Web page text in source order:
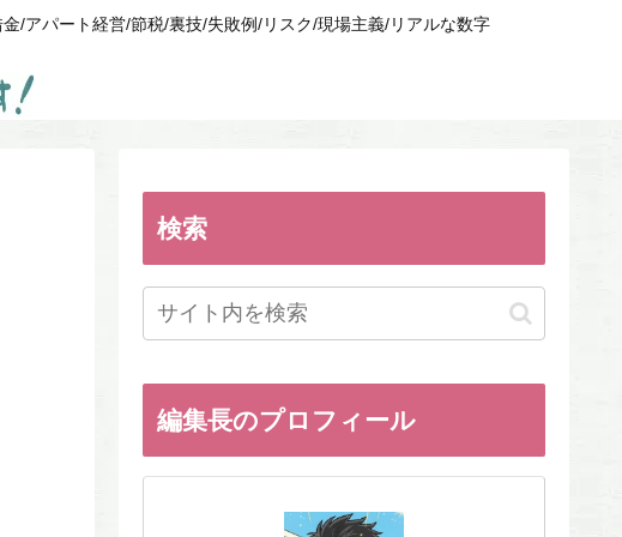
/アパート経営/節税/裏技/失敗例/リスク/現場主義/リアルな数字
検索
編集長のプロフィール